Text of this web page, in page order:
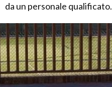
da un personale qualificato.